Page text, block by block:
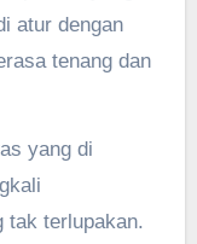
atur dengan
tenang dan
yang di
tak terlupakan.